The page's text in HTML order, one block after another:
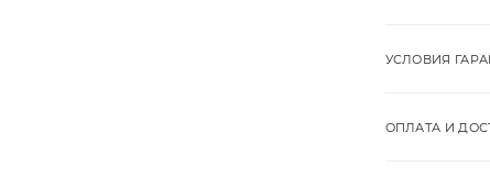
УСЛОВИЯ
ОПЛАТА И